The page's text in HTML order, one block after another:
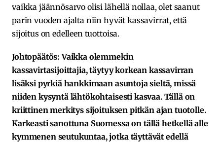
vaikka jäännösarvo olisi lähellä nollaa, olet saanut
parin vuoden ajalta niin hyvät kassavirrat, että
sijoitus on edelleen tuottoisa.
Johtopäätös: Vaikka olemmekin
kassavirtasijoittajia, täytyy korkean kassavirran
lisäksi pyrkiä hankkimaan asuntoja sieltä, missä
niiden kysyntä lähtökohtaisesti kasvaa. Tällä on
kriittinen merkitys sijoituksen pitkän ajan tuotolle.
Karkeasti sanottuna Suomessa on tällä hetkellä alle
kymmenen seutukuntaa, jotka täyttävät edellä